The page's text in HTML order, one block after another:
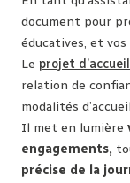
document pour
éducatives, et
Le projet
relation de
modalités
Il met en lumière
engagements,
précise de la